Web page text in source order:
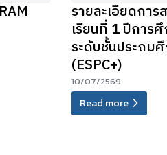
รายละเอียดกา
เรียนที่ 1 ปีการ
ระดับชั้นประถม
(ESPC+)
10/07/2569
Read more